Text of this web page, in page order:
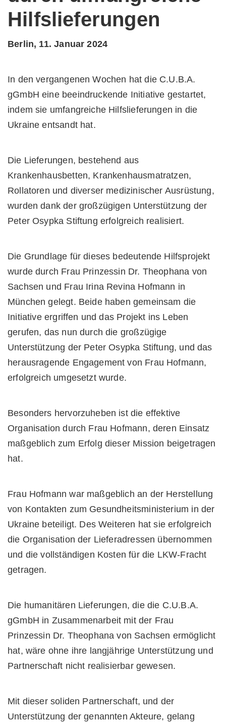
Hilfslieferungen
Berlin, 11. Januar 2024
In den vergangenen Wochen hat die C.U.B.A.
gGmbH eine beeindruckende Initiative gestartet,
indem sie umfangreiche Hilfslieferungen in die
Ukraine entsandt hat.
Die Lieferungen, bestehend aus
Krankenhausbetten, Krankenhausmatratzen,
Rollatoren und diverser medizinischer Ausrüstung,
wurden dank der großzügigen Unterstützung der
Peter Osypka Stiftung erfolgreich realisiert.
Die Grundlage für dieses bedeutende Hilfsprojekt
wurde durch Frau Prinzessin Dr. Theophana von
Sachsen und Frau Irina Revina Hofmann in
München gelegt. Beide haben gemeinsam die
Initiative ergriffen und das Projekt ins Leben
gerufen, das nun durch die großzügige
Unterstützung der Peter Osypka Stiftung, und das
herausragende Engagement von Frau Hofmann,
erfolgreich umgesetzt wurde.
Besonders hervorzuheben ist die effektive
Organisation durch Frau Hofmann, deren Einsatz
maßgeblich zum Erfolg dieser Mission beigetragen
hat.
Frau Hofmann war maßgeblich an der Herstellung
von Kontakten zum Gesundheitsministerium in der
Ukraine beteiligt. Des Weiteren hat sie erfolgreich
die Organisation der Lieferadressen übernommen
und die vollständigen Kosten für die LKW-Fracht
getragen.
Die humanitären Lieferungen, die die C.U.B.A.
gGmbH in Zusammenarbeit mit der Frau
Prinzessin Dr. Theophana von Sachsen ermöglicht
hat, wäre ohne ihre langjährige Unterstützung und
Partnerschaft nicht realisierbar gewesen.
Mit dieser soliden Partnerschaft, und der
Unterstützung der genannten Akteure, gelang